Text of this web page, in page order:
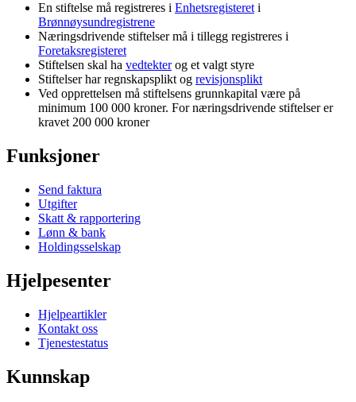
En stiftelse må registreres i Enhetsregisteret i
Brønnøysundregistrene
Næringsdrivende stiftelser må i tillegg registreres i
Foretaksregisteret
Stiftelsen skal ha vedtekterog et valgt styre
Stiftelser har regnskapsplikt og revisjonsplikt
Ved opprettelsen må stiftelsens grunnkapital være på
minimum 100 000 kroner. For næringsdrivende stiftelser er
kravet 200 000 kroner
Funksjoner
Send faktura
Utgifter
Skatt & rapportering
Lønn & bank
Holdingsselskap
Hjelpesenter
Hjelpeartikler
Kontakt oss
Tjenestestatus
Kunnskap